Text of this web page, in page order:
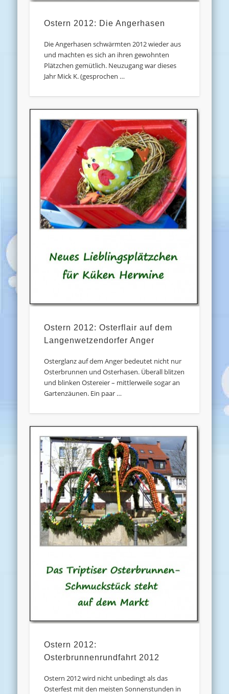
Ostern 2012: Die Angerhasen
Die Angerhasen schwärmten 2012 wieder aus
und machten es sich an ihren gewohnten
Plätzchen gemütlich. Neuzugang war dieses
Jahr Mick K. (gesprochen …
Ostern 2012: Osterflair auf dem
Langenwetzendorfer Anger
Osterglanz auf dem Anger bedeutet nicht nur
Osterbrunnen und Osterhasen. Überall blitzen
und blinken Ostereier – mittlerweile sogar an
Gartenzäunen. Ein paar …
Ostern 2012:
Osterbrunnenrundfahrt 2012
Ostern 2012 wird nicht unbedingt als das
Osterfest mit den meisten Sonnenstunden in